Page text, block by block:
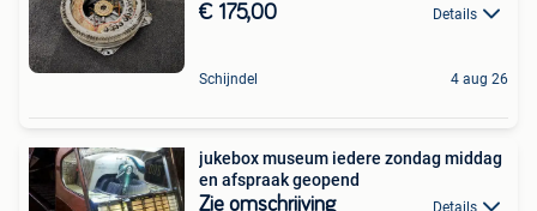
€ 175,00 Details
Schijndel 4 aug 26
jukebox museum iedere zondag middag
en afspraak geopend
Zie omschrijving Details